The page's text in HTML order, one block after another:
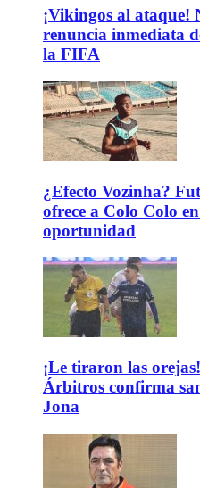
¡Vikingos al ataque!
renuncia inmediata
la FIFA
¿Efecto Vozinha?
ofrece a Colo Colo
oportunidad
¡Le tiraron las
Árbitros confirma
Jona